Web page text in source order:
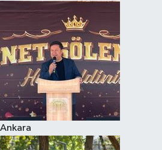
Ankara